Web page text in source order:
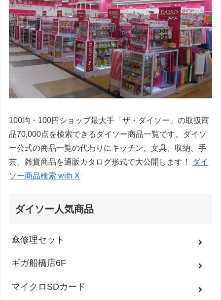
100均・100円ショップ最大手「ザ・ダイソー」の取扱商
品70,000点を検索できるダイソー商品一覧です。ダイソ
ー公式の商品一覧の代わりにキッチン、文具、収納、手
芸、雑貨商品を通販カタログ形式で大公開します！
ダイ
ソー商品検索 with X
ダイソー人気商品
傘修理セット
ギガ船橋店6F
マイクロSDカード